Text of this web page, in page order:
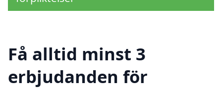
Få alltid minst 3
erbjudanden för